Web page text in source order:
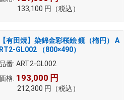
133,100 円 （税込）
【有田焼】染錦金彩桜絵 鏡（楕円） A
RT2-GL002 （800×490）
番: ART2-GL002
格: 193,000 円
212,300 円 （税込）